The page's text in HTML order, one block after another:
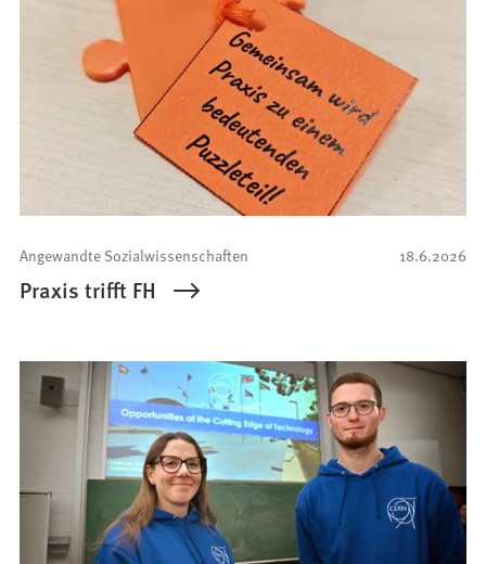
18.6.2026
Angewandte Sozialwissenschaften
Praxis trifft FH